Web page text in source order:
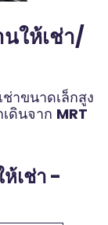
ให้เช่า/
าขนาดเล็กสูง
ดินจาก MRT
เช่า -